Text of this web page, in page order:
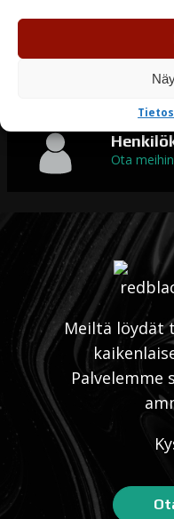
Maalit
Ota
Meiltä löydät
Palvelemme